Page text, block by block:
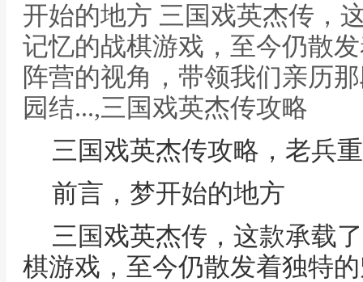
开始的地方 三国戏英杰传，
记忆的战棋游戏，至今仍散
阵营的视角，带领我们亲历
园结...,三国戏英杰传攻略
三国戏英杰传攻略，老兵
前言，梦开始的地方
三国戏英杰传，这款承载
棋游戏，至今仍散发着独特